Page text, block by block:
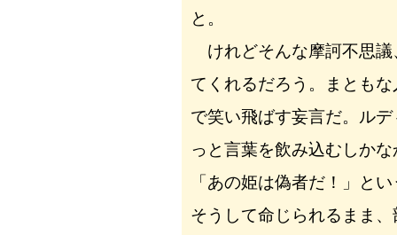
と。
けれどそんな摩訶不思議
てくれるだろう。まとも
で笑い飛ばす妄言だ。ル
っと言葉を飲み込むしか
「あの姫は偽者だ！」と
そうして命じられるまま